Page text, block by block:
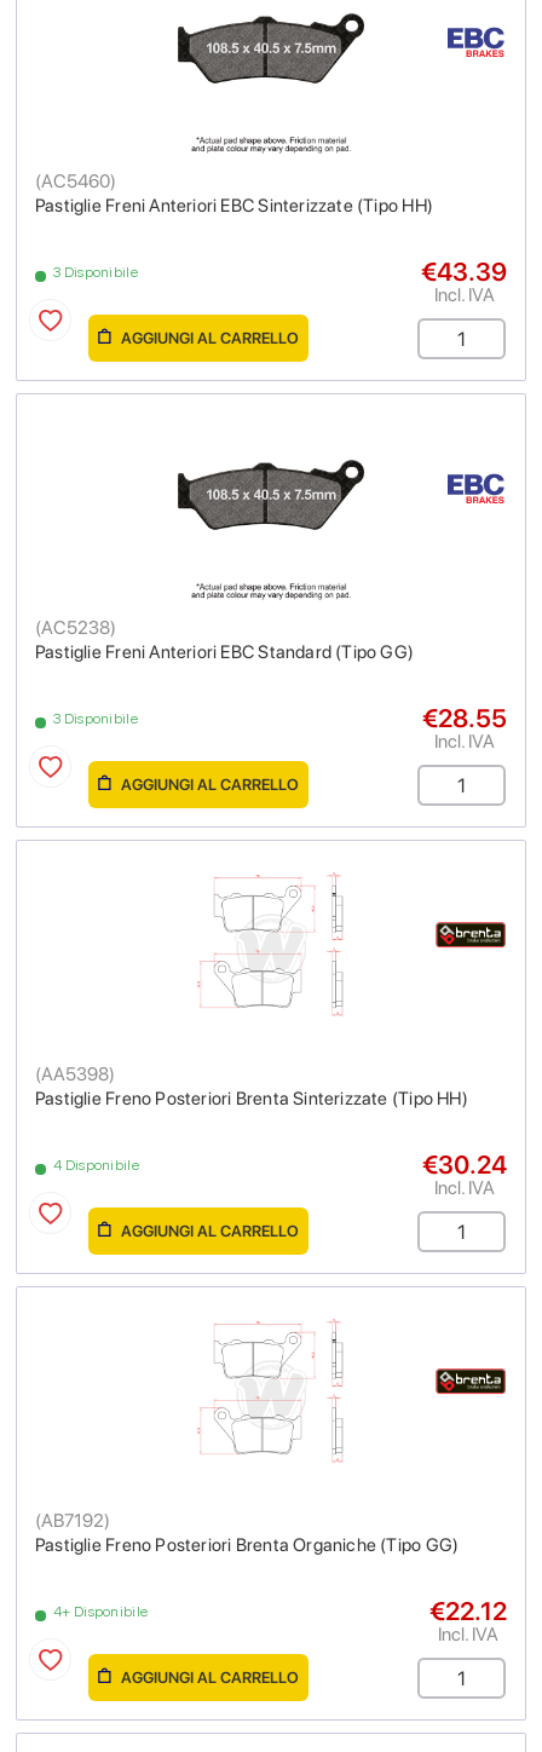
Pastiglie Freni Anteriori EBC Sinterizzate (Tipo HH)
(AC5460)
3 Disponibile €43.39
Incl. IVA
AGGIUNGI AL CARRELLO
Pastiglie Freni Anteriori EBC Standard (Tipo GG)
(AC5238)
3 Disponibile €28.55
Incl. IVA
AGGIUNGI AL CARRELLO
Pastiglie Freno Posteriori Brenta Sinterizzate (Tipo HH)
(AA5398)
4 Disponibile €30.24
Incl. IVA
AGGIUNGI AL CARRELLO
Pastiglie Freno Posteriori Brenta Organiche (Tipo GG)
(AB7192)
4+ Disponibile €22.12
Incl. IVA
AGGIUNGI AL CARRELLO